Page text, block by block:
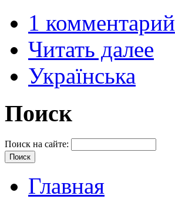
1 комментарий
Читать далее
Українська
Поиск
Поиск на сайте:
Главная